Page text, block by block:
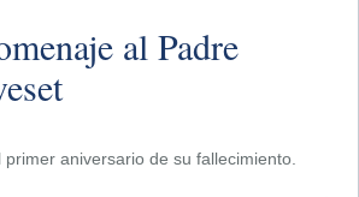
al Padre
aniversario de su fallecimiento.